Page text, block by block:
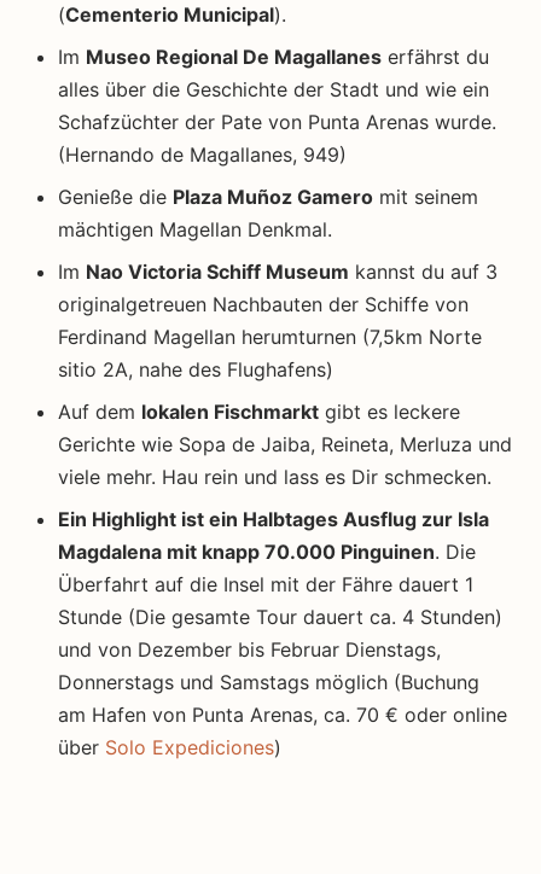
(Cementerio Municipal).
Im Museo Regional De Magallanes erfährst du
alles über die Geschichte der Stadt und wie ein
Schafzüchter der Pate von Punta Arenas wurde.
(Hernando de Magallanes, 949)
Genieße die Plaza Muñoz Gamero mit seinem
mächtigen Magellan Denkmal.
Im Nao Victoria Schiff Museum kannst du auf 3
originalgetreuen Nachbauten der Schiffe von
Ferdinand Magellan herumturnen (7,5km Norte
sitio 2A, nahe des Flughafens)
Auf dem lokalen Fischmarkt gibt es leckere
Gerichte wie Sopa de Jaiba, Reineta, Merluza und
viele mehr. Hau rein und lass es Dir schmecken.
Ein Highlight ist ein Halbtages Ausflug zur Isla
Magdalena mit knapp 70.000 Pinguinen. Die
Überfahrt auf die Insel mit der Fähre dauert 1
Stunde (Die gesamte Tour dauert ca. 4 Stunden)
und von Dezember bis Februar Dienstags,
Donnerstags und Samstags möglich (Buchung
am Hafen von Punta Arenas, ca. 70 € oder online
über Solo Expediciones)